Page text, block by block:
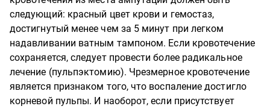
следующий: красный цвет крови и гемостаз,
достигнутый менее чем за 5 минут при легком
надавливании ватным тампоном. Если кровотечение
сохраняется, следует провести более радикальное
лечение (пульпэктомию). Чрезмерное кровотечение
является признаком того, что воспаление достигло
корневой пульпы. И наоборот, если присутствует